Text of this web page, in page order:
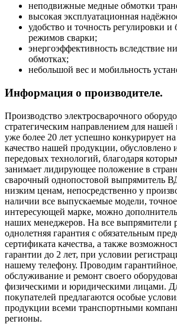
неподвижные медные обмотки
высокая эксплуатационная
удобство и точность регулировки и
режимов сварки;
энергоэффективность вследствие
обмотках;
небольшой вес и мобильность
Информация о производителе.
Производство электросварочного
стратегическим направлением для нашей
уже более 20 лет успешно конкурирует
качество нашей продукции, обусловлено
передовых технологий, благодаря
занимает лидирующее положение в
сварочный однопостовой выпрямитель
низким ценам, непосредственно у
наличии все выпускаемые модели,
интересующей марке, можно
наших менеджеров. На все выпрямители
однолетняя гарантия с обязательным
сертификата качества, а также
гарантии до 2 лет, при условии
нашему телефону. Проводим
обслуживание и ремонт своего
физическими и юридическими лицами.
покупателей предлагаются особые
продукции всеми транспортными
регионы.